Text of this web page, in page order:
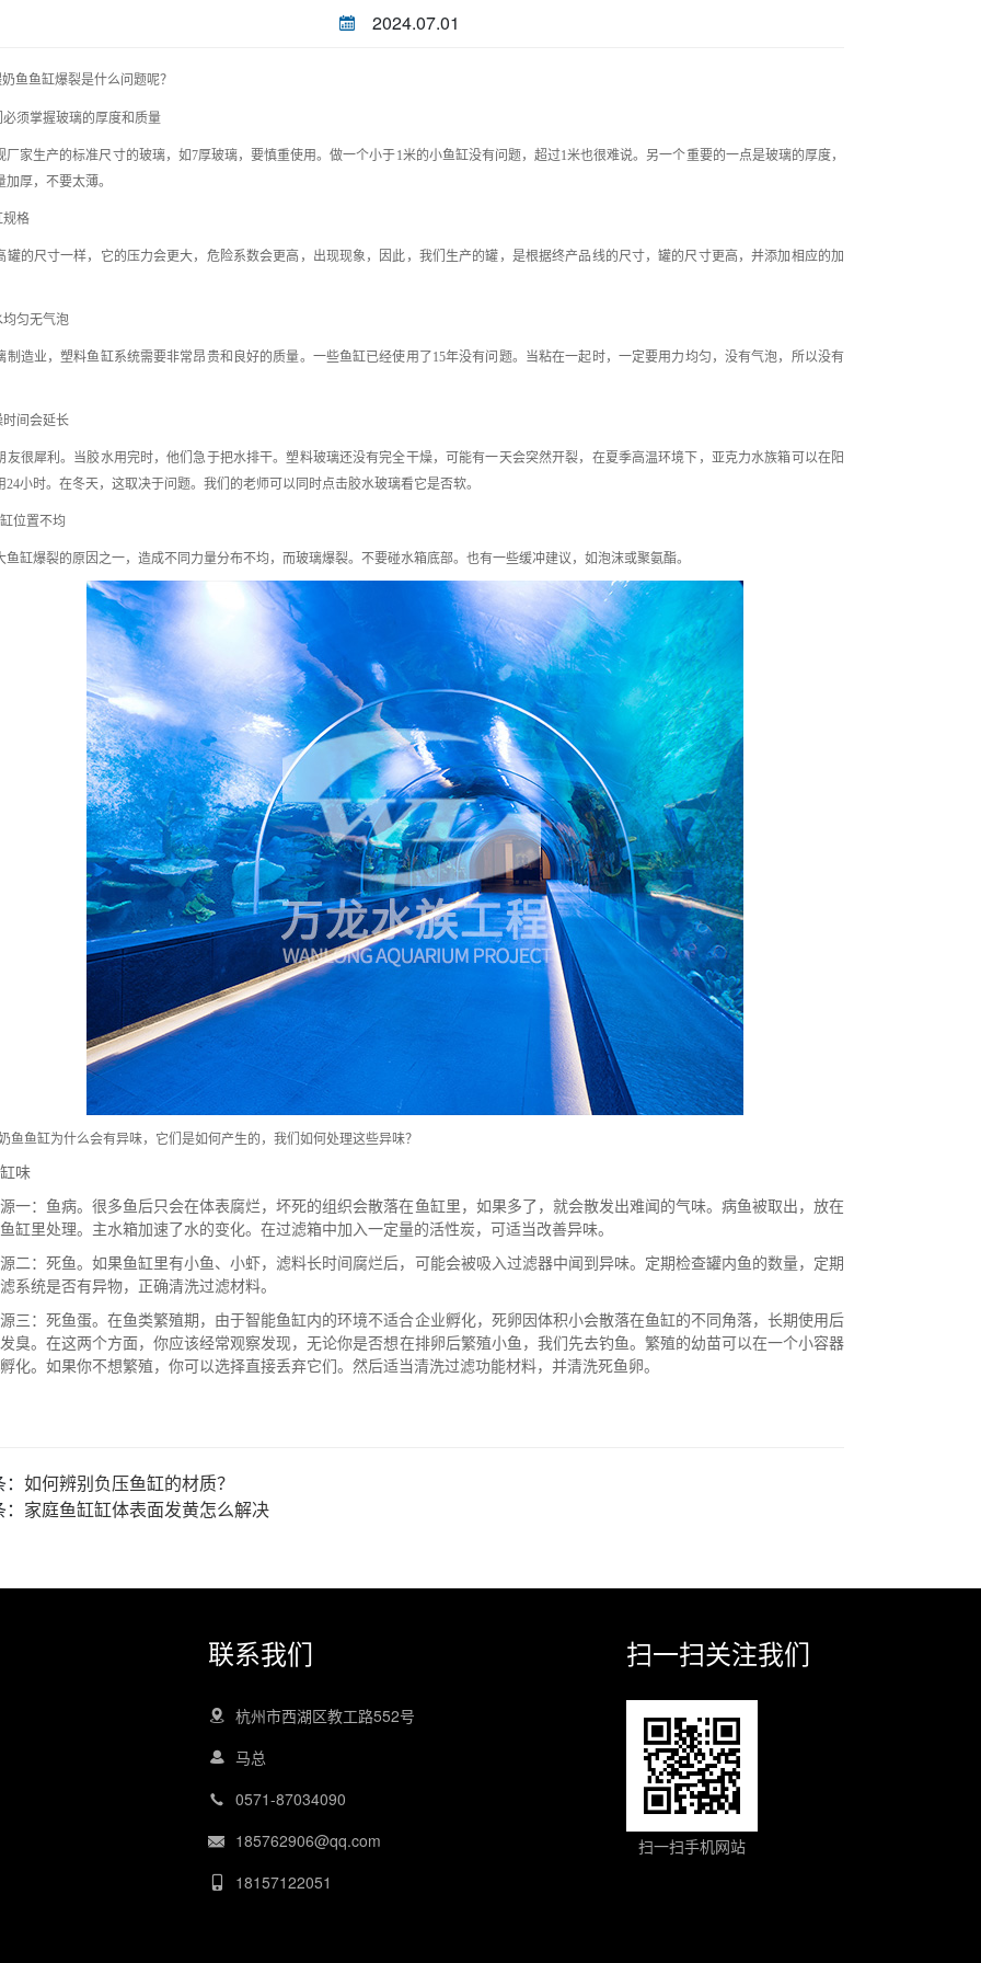
2024.07.01
奶鱼鱼缸爆裂是什么问题呢？
必须掌握玻璃的厚度和质量
厂家生产的标准尺寸的玻璃，如7厚玻璃，要慎重使用。做一个小于1米的小鱼缸没有问题，超过1米也很难说。另一个重要的一点是玻璃的厚度，
加厚，不要太薄。
规格
罐的尺寸一样，它的压力会更大，危险系数会更高，出现现象，因此，我们生产的罐，是根据终产品线的尺寸，罐的尺寸更高，并添加相应的加
均匀无气泡
制造业，塑料鱼缸系统需要非常昂贵和良好的质量。一些鱼缸已经使用了15年没有问题。当粘在一起时，一定要用力均匀，没有气泡，所以没有
时间会延长
友很犀利。当胶水用完时，他们急于把水排干。塑料玻璃还没有完全干燥，可能有一天会突然开裂，在夏季高温环境下，亚克力水族箱可以在阳
24小时。在冬天，这取决于问题。我们的老师可以同时点击胶水玻璃看它是否软。
位置不均
鱼缸爆裂的原因之一，造成不同力量分布不均，而玻璃爆裂。不要碰水箱底部。也有一些缓冲建议，如泡沫或聚氨酯。
鱼鱼缸为什么会有异味，它们是如何产生的，我们如何处理这些异味？
味
一：鱼病。很多鱼后只会在体表腐烂，坏死的组织会散落在鱼缸里，如果多了，就会散发出难闻的气味。病鱼被取出，放在
缸里处理。主水箱加速了水的变化。在过滤箱中加入一定量的活性炭，可适当改善异味。
二：死鱼。如果鱼缸里有小鱼、小虾，滤料长时间腐烂后，可能会被吸入过滤器中闻到异味。定期检查罐内鱼的数量，定期
系统是否有异物，正确清洗过滤材料。
三：死鱼蛋。在鱼类繁殖期，由于智能鱼缸内的环境不适合企业孵化，死卵因体积小会散落在鱼缸的不同角落，长期使用后
臭。在这两个方面，你应该经常观察发现，无论你是否想在排卵后繁殖小鱼，我们先去钓鱼。繁殖的幼苗可以在一个小容器
化。如果你不想繁殖，你可以选择直接丢弃它们。然后适当清洗过滤功能材料，并清洗死鱼卵。
如何辨别负压鱼缸的材质？
家庭鱼缸缸体表面发黄怎么解决
联系我们
杭州市西湖区教工路552号
马总
0571-87034090
185762906@qq.com
18157122051
扫一扫关注我们
扫一扫手机网站